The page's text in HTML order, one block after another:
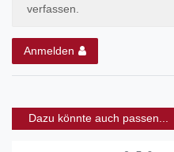
verfassen.
Anmelden
Dazu könnte auch passen...